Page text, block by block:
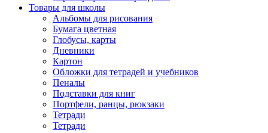
Товары для школы
Альбомы для рисования
Бумага цветная
Глобусы, карты
Дневники
Картон
Обложки для тетрадей и учебников
Пеналы
Подставки для книг
Портфели, ранцы, рюкзаки
Тетради
Тетради